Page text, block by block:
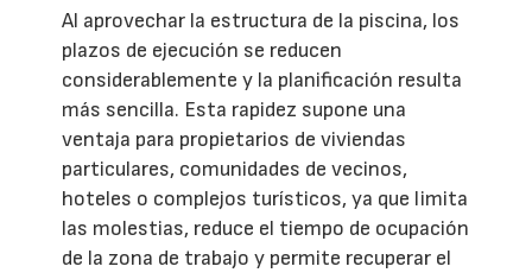
Al aprovechar la estructura de la piscina, los
plazos de ejecución se reducen
considerablemente y la planificación resulta
más sencilla. Esta rapidez supone una
ventaja para propietarios de viviendas
particulares, comunidades de vecinos,
hoteles o complejos turísticos, ya que limita
las molestias, reduce el tiempo de ocupación
de la zona de trabajo y permite recuperar el